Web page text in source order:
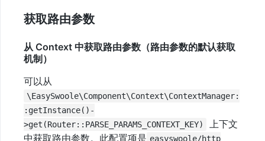
获取路由参数
从 Context 中获取路由参数（路由参数的默认获取
机制）
可以从
\EasySwoole\Component\Context\ContextManager:
:getInstance()-
>get(Router::PARSE_PARAMS_CONTEXT_KEY)
上下文
中获取路由参数。此配置项是 easyswoole/http